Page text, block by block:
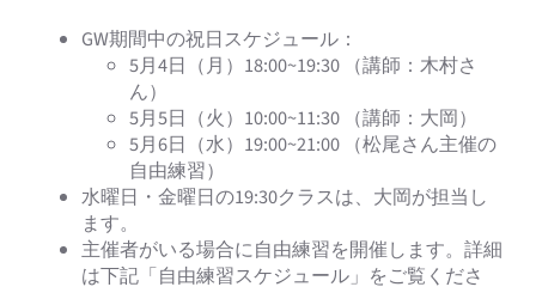
GW期間中の祝日スケジュール：
5月4日（月）18:00~19:30 （講師：木村さ
ん）
5月5日（火）10:00~11:30 （講師：大岡）
5月6日（水）19:00~21:00 （松尾さん主催の
自由練習）
水曜日・金曜日の19:30クラスは、大岡が担当し
ます。
主催者がいる場合に自由練習を開催します。詳細
は下記「自由練習スケジュール」をご覧くださ